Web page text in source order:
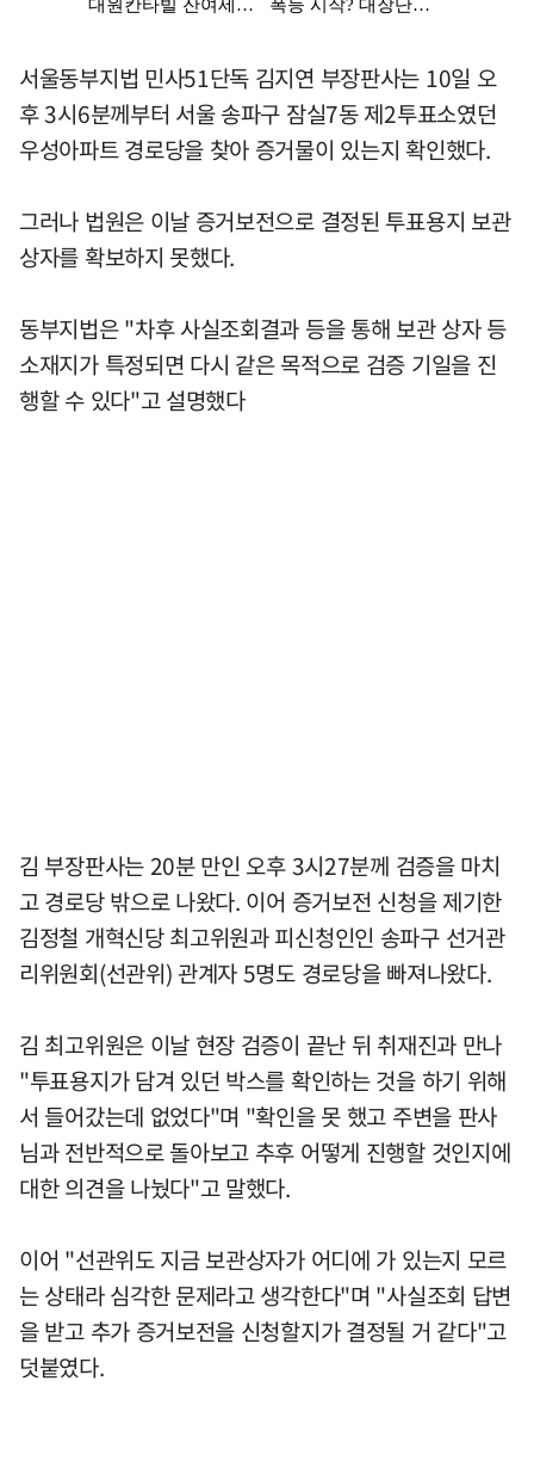
서울동부지법 민사51단독 김지연 부장판사는 10일 오
후 3시6분께부터 서울 송파구 잠실7동 제2투표소였던
우성아파트 경로당을 찾아 증거물이 있는지 확인했다.
그러나 법원은 이날 증거보전으로 결정된 투표용지 보관
상자를 확보하지 못했다.
동부지법은 "차후 사실조회결과 등을 통해 보관 상자 등
소재지가 특정되면 다시 같은 목적으로 검증 기일을 진
행할 수 있다"고 설명했다
김 부장판사는 20분 만인 오후 3시27분께 검증을 마치
고 경로당 밖으로 나왔다. 이어 증거보전 신청을 제기한
김정철 개혁신당 최고위원과 피신청인인 송파구 선거관
리위원회(선관위) 관계자 5명도 경로당을 빠져나왔다.
김 최고위원은 이날 현장 검증이 끝난 뒤 취재진과 만나
"투표용지가 담겨 있던 박스를 확인하는 것을 하기 위해
서 들어갔는데 없었다"며 "확인을 못 했고 주변을 판사
님과 전반적으로 돌아보고 추후 어떻게 진행할 것인지에
대한 의견을 나눴다"고 말했다.
이어 "선관위도 지금 보관상자가 어디에 가 있는지 모르
는 상태라 심각한 문제라고 생각한다"며 "사실조회 답변
을 받고 추가 증거보전을 신청할지가 결정될 거 같다"고
덧붙였다.